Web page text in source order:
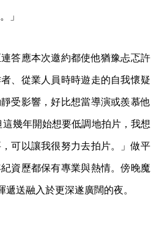
」
答應本次邀約都使他猶豫忐忑許
、從業人員時時遊走的自我懷疑
受影響，好比想當導演或羨慕他
幾年開始想要低調地拍片，我想
可以讓我很努力去拍片。」做平
資歷都保有專業與熱情。傍晚魔
送融入於更深遂廣闊的夜。